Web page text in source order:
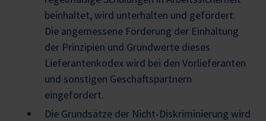
beinhaltet, wird unterhalten und gefördert.
Die angemessene Förderung der Einhaltung
der Prinzipien und Grundwerte dieses
Lieferantenkodex wird bei den Vorlieferanten
und sonstigen Geschäftspartnern
eingefordert.
Die Grundsätze der Nicht-Diskriminierung wird